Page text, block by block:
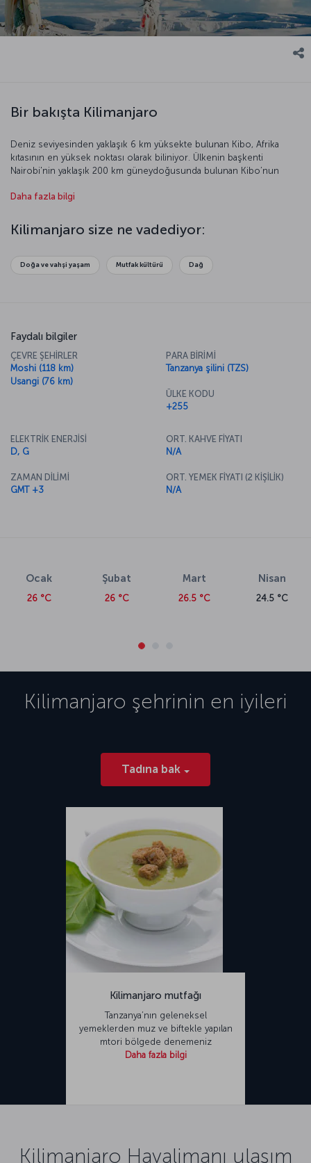
Bir bakışta Kilimanjaro
Deniz seviyesinden yaklaşık 6 km yüksekte bulunan Kibo, Afrika
kıtasının en yüksek noktası olarak biliniyor. Ülkenin başkenti
Nairobi'nin yaklaşık 200 km güneydoğusunda bulunan Kibo’nun
savaşçı kabileleri ve büyüleyici plajlarıyla bu eşsiz coğrafya UNESCO
çıkmadan önce gelin Kilimanjaro’yu birlikte keşfedelim.
Daha fazla bilgi
Kilimanjaro size ne vadediyor:
Doğa ve vahşi yaşam Mutfak kültürü Dağ
Faydalı bilgiler
ÇEVRE ŞEHİRLER
Moshi (118 km)
Usangi (76 km)
PARA BİRİMİ
Tanzanya şilini (TZS)
ÜLKE KODU
+255
ELEKTRİK ENERJİSİ
D, G
ZAMAN DİLİMİ
GMT +3
ORT. KAHVE FİYATI
N/A
ORT. YEMEK FİYATI (2 KİŞİLİK)
N/A
Ocak
26 °C
Şubat
26 °C
Mart
26.5 °C
Nisan
24.5 °C
Kilimanjaro şehrinin en iyileri
Tadına bak
Kilimanjaro mutfağı
Tanzanya’nın geleneksel
yemeklerden muz ve biftekle yapılan
mtori bölgede denemeniz
Daha fazla bilgi
Kilimanjaro Havalimanı ulaşım